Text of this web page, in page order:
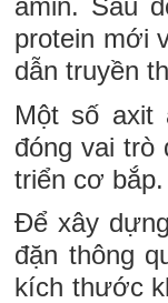
amin. Sau
protein mới
dẫn truyền
Một số axit
đóng vai trò
triển cơ bắp.
Để xây
đặn thông
kích thước